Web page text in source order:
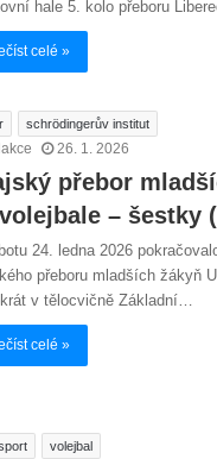
hale 5. kolo přeboru
celé »
schrödingerův institut
26. 1. 2026
přebor
– šestky
24. ledna 2026
přeboru mladších žákyň
v tělocvičně Základní…
celé »
volejbal